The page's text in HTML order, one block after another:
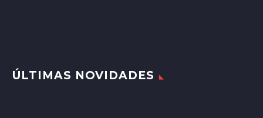
ÚLTIMAS NOVIDADES